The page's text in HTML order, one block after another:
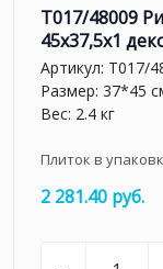
T017/48009
45x37,5x1
Артикул: T017/
Размер: 37*45
Вес: 2.4 кг
Плиток в
2 281.40 руб.